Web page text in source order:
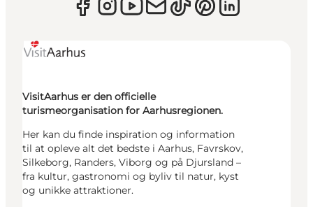
VisitAarhus er den officielle
turismeorganisation for Aarhusregionen.
Her kan du finde inspiration og information
til at opleve alt det bedste i Aarhus, Favrskov,
Silkeborg, Randers, Viborg og på Djursland –
fra kultur, gastronomi og byliv til natur, kyst
og unikke attraktioner.